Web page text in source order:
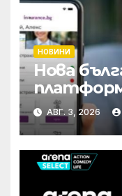
НОВИНИ
Нова
АВГ. 3, 2026